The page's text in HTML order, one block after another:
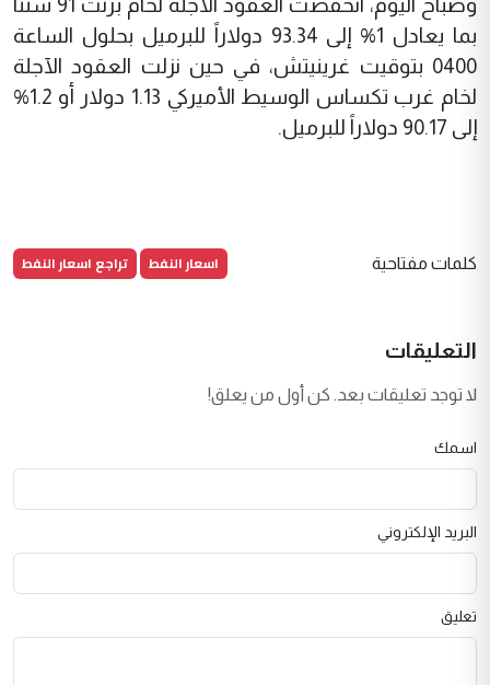
بما يعادل 1% إلى 93.34 دولاراً للبرميل بحلول الساعة
0400 بتوقيت غرينيتش، في حين نزلت العقود الآجلة
لخام غرب تكساس الوسيط الأميركي 1.13 دولار أو 1.2%
إلى 90.17 دولاراً للبرميل.
كلمات مفتاحية اسعار النفط تراجع اسعار النفط
التعليقات
لا توجد تعليقات بعد. كن أول من يعلق!
اسمك
البريد الإلكتروني
تعليق